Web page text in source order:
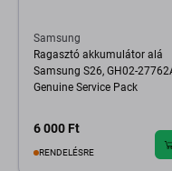
Samsung
Ragasztó akkumulátor alá
Samsung S26, GH02-
Genuine Service Pack
6 000 Ft
RENDELÉSRE